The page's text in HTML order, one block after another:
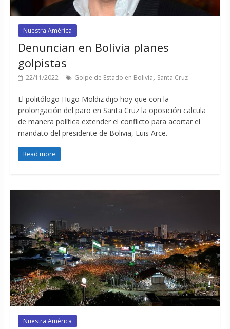
Nuestra América
Denuncian en Bolivia planes
golpistas
22/11/2022 Golpe de Estado en Bolivia, Santa Cruz
El politólogo Hugo Moldiz dijo hoy que con la
prolongación del paro en Santa Cruz la oposición calcula
de manera política extender el conflicto para acortar el
mandato del presidente de Bolivia, Luis Arce.
Read more
Nuestra América